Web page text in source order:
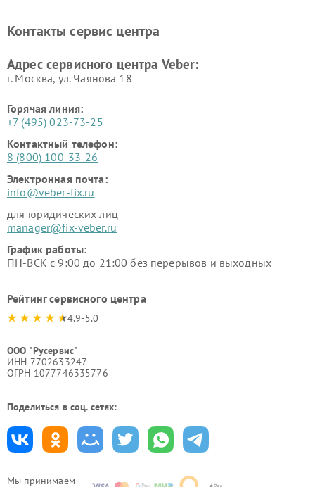
Мы принимаем
Контакты сервис центра
Адрес сервисного центра Veber:
г. Москва, ул. Чаянова 18
Горячая линия:
+7 (495) 023-73-25
Контактный телефон:
8 (800) 100-33-26
Электронная почта:
info@veber-fix.ru
для юридических лиц
manager@fix-veber.ru
График работы:
ПН-ВСК с 9:00 до 21:00 без перерывов и выходных
Рейтинг сервисного центра
4.9-5.0
ООО "Русервис"
ИНН 7702633247
ОГРН 1077746335776
Поделиться в соц. сетях: